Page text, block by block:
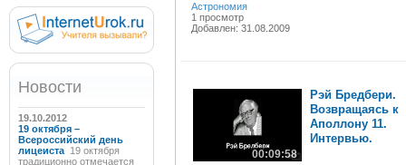
Новости
19.10.2012
19 октября –
Всероссийский день
лицеиста 19 октября
традиционно отмечается
Астрономия
1 просмотр
Добавлен: 31.08.2009
00:09:58
Рэй Бредбери.
Возвращаясь к
Аполлону 11.
Интервью.